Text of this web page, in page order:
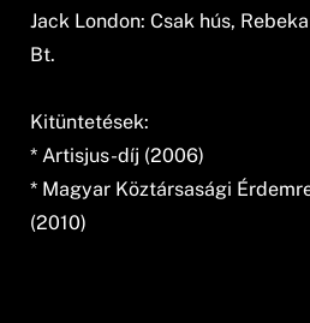
Jack London: Csak hús,
Bt.
Kitüntetések:
* Artisjus-díj (2006)
* Magyar Köztársasági
(2010)